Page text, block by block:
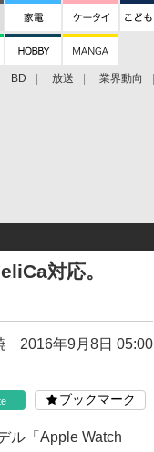
BD 放送 業界動向
対応。
2016年9月8日 05:00
ブックマーク
ル「Apple Watch